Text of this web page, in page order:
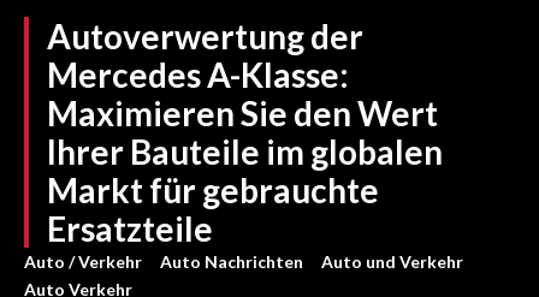
Autoverwertung der
Mercedes A-Klasse:
Maximieren Sie den Wert
Ihrer Bauteile im globalen
Markt für gebrauchte
Ersatzteile
Auto / Verkehr Auto Nachrichten
Auto und Verkehr
Auto Verkehr